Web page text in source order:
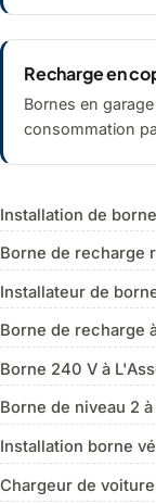
Recharge en
Bornes en
consommation
Installation de
Borne de recharge
Installateur de
Borne de recharge
Borne 240 V à
Borne de niveau 2
Installation borne
Chargeur de